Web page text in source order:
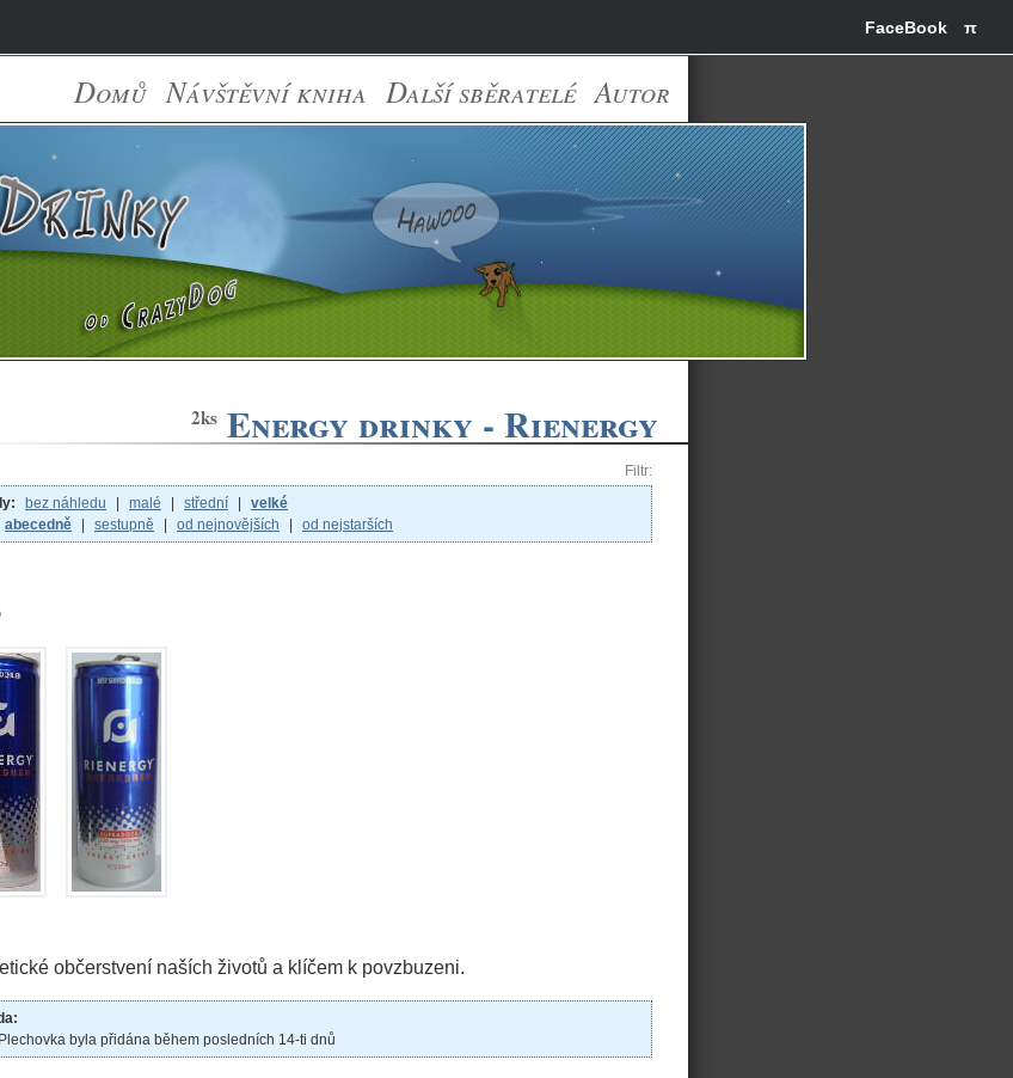
FaceBook π
Domů Návštěvní kniha Další sběratelé Autor
2ks Energy drinky - Rienergy
Filtr:
bez náhledu malé střední
velké
abecedně sestupně od nejnovějších od nejstarších
občerstvení naších životů a klíčem k povzbuzeni.
byla přidána během posledních 14-ti dnů